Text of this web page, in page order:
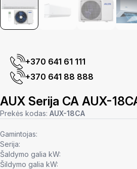
+370 641 61 111
+370 641 88 888
AUX Serija CA AUX-
Prekės kodas: AUX-18CA
Gamintojas:
Serija:
Šaldymo galia kW:
Šildymo galia kW: